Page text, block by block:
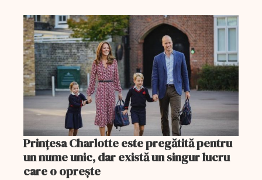
Prințesa Charlotte este pregătită pentru
un nume unic, dar există un singur lucru
care o oprește